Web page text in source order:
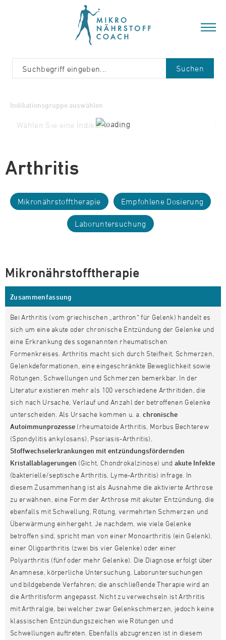
Suchen
Arthritis
Mikronährstofftherapie Empfohlene Dosierung
Laboruntersuchung
Mikronährstofftherapie
Zusammenfassung
Bei Arthritis (vom griechischen „arthron“ für Gelenk) handelt es
sich um eine akute oder chronische Entzündung der Gelenke und
eine Erkrankung des sogenannten rheumatischen
Formenkreises. Arthritis macht sich durch Steifheit, Schmerzen,
Gelenkdeformationen, eine eingeschränkte Beweglichkeit sowie
Rötungen, Schwellungen und Schmerzen bemerkbar. In der
Literatur existieren mehr als 100 verschiedene Arthritiden, die
sich nach Ursache, Verlauf und Anzahl der betroffenen Gelenke
unterscheiden. Als Ursache kommen u. a. chronische
Autoimmunprozesse (rheumatoide Arthritis, Morbus Bechterew
(Spondylitis ankylosans), Psoriasis-Arthritis),
Stoffwechselerkrankungen mit entzündungsfördernden
Kristallablagerungen (Gicht, Chondrokalzinose) und akute Infekte
(bakterielle/septische Arthritis, Lyme-Arthritis) infrage. In
diesem Zusammenhang ist als Ausnahme die aktivierte Arthrose
zu erwähnen, eine Form der Arthrose mit akuter Entzündung, die
ebenfalls mit Schwellung, Rötung, vermehrten Schmerzen und
Überwärmung einhergeht. Je nachdem, wie viele Gelenke
betroffen sind, spricht man von einer Monoarthritis (ein Gelenk),
einer Oligoarthritis (zwei bis vier Gelenke) oder einer
Polyarthritis (fünf oder mehr Gelenke). Die Diagnose erfolgt über
Anamnese, körperliche Untersuchung, Laboruntersuchungen
und bildgebende Verfahren; die anschließende Therapie wird an
die Arthritisform angepasst. Nicht zu verwechseln ist Arthritis
mit Arthralgie, bei welcher zwar Gelenkschmerzen, jedoch keine
klassischen Entzündungszeichen wie Rötungen und
Schwellungen auftreten. Ebenfalls abzugrenzen ist in diesem
Indikationsgruppe auswählen